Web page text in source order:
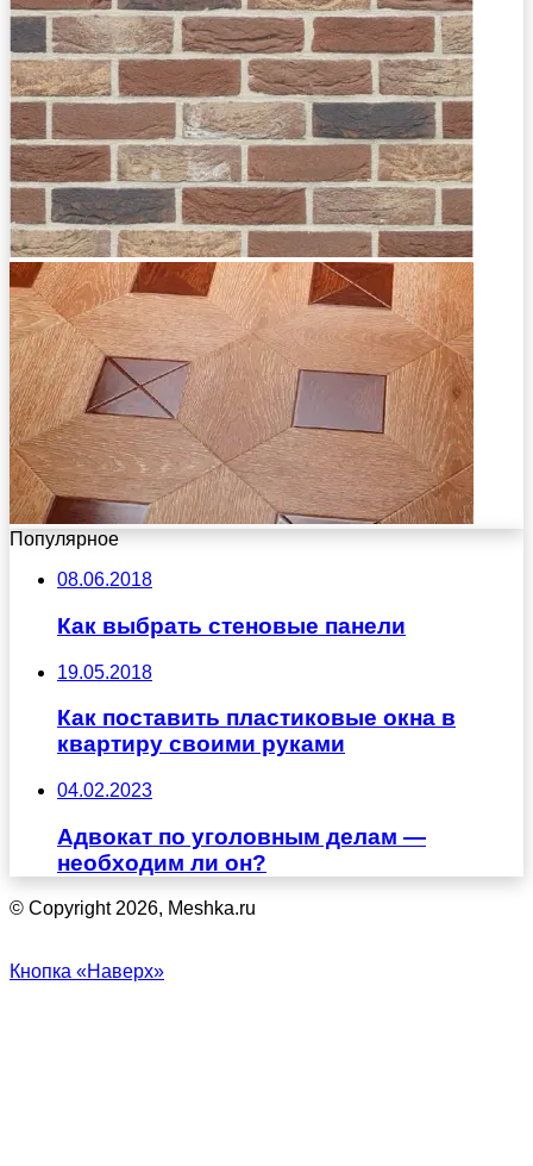
Популярное
08.06.2018
Как выбрать стеновые панели
19.05.2018
Как поставить пластиковые окна в
квартиру своими руками
04.02.2023
Адвокат по уголовным делам —
необходим ли он?
© Copyright 2026, Meshka.ru
Кнопка «Наверх»